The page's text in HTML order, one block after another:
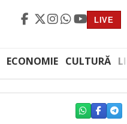
LIVE
ECONOMIE CULTURĂ
WHATSAPP